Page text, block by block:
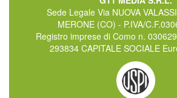
Sede Legale Via NUOVA
MERONE (CO) - P.IVA/
Registro imprese di Como n.
293834 CAPITALE SOCIALE